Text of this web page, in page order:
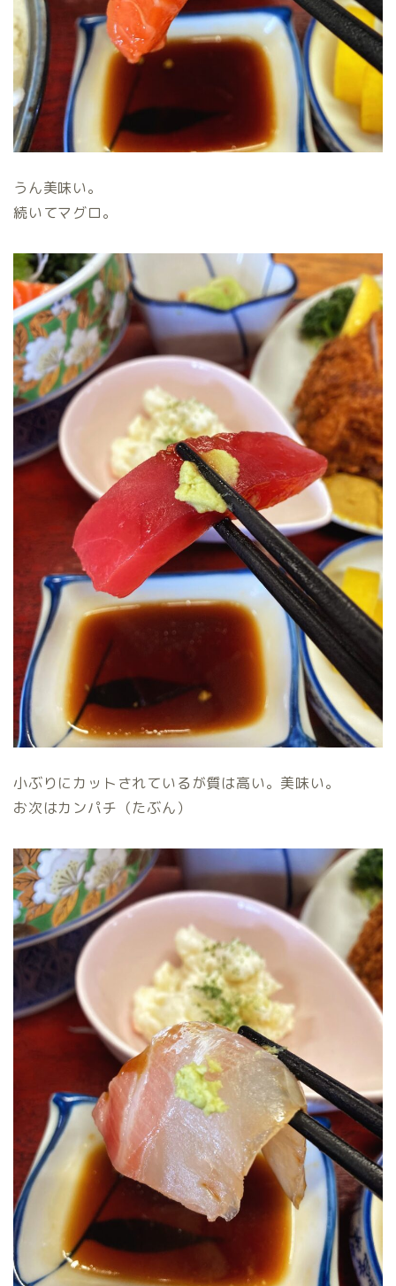
うん美味い。
続いてマグロ。
小ぶりにカットされているが質は高い。美味い。
お次はカンパチ（たぶん）